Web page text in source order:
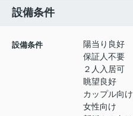
設備条件
設備条件
陽当り良好
保証人不要
２人入居可
眺望良好
カップル向け
女性向け